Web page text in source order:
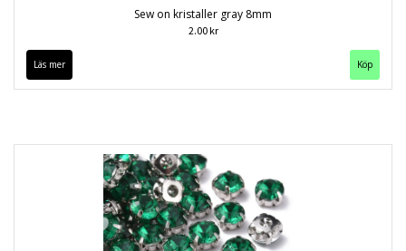
Sew on kristaller gray 8mm
2.00 kr
Läs mer Köp